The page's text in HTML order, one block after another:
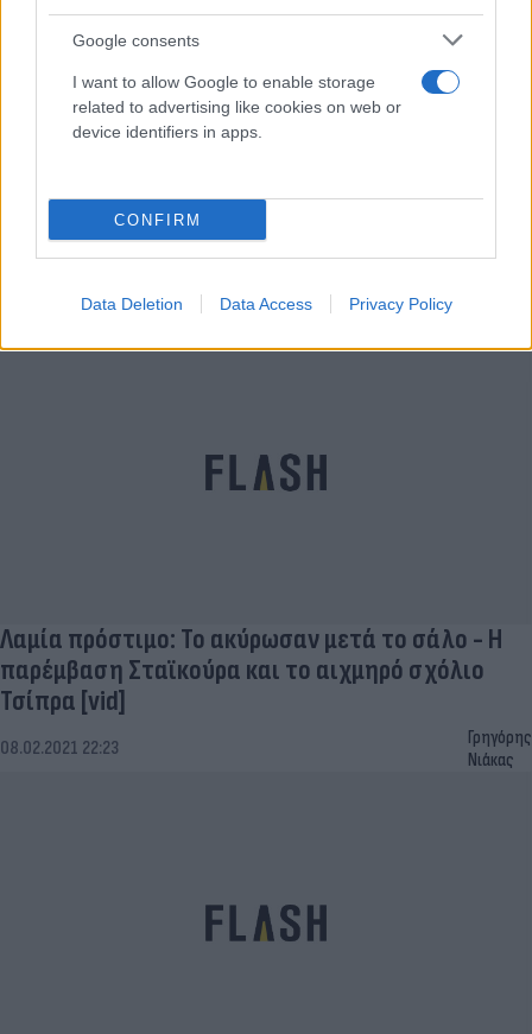
Google consents
I want to allow Google to enable storage
related to advertising like cookies on web or
device identifiers in apps.
CONFIRM
Data Deletion Data Access Privacy Policy
Συνέντευξη Τσίπρα Alpha: LIVE οι απαντήσεις του
προέδρου του ΣΥΡΙΖΑ [vid]
09.02.2021 18:57
Λαμία πρόστιμο: Το ακύρωσαν μετά το σάλο - Η
παρέμβαση Σταϊκούρα και το αιχμηρό σχόλιο
Τσίπρα [vid]
08.02.2021 22:23
Γρηγόρης
Νιάκας